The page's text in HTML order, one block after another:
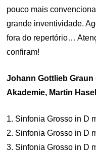
pouco mais
grande inventividade.
fora do repertório…
confiram!
Johann Gottlieb Graun
Akademie, Martin
1. Sinfonia Grosso in D
2. Sinfonia Grosso in D
3. Sinfonia Grosso in D